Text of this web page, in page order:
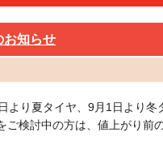
お知らせ
より夏タイヤ、9月1日より冬
ご検討中の方は、値上がり前